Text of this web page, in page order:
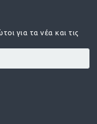
για τα νέα και τις